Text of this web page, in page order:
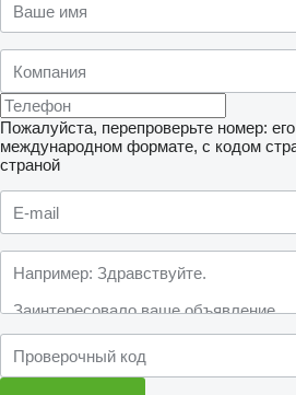
Пожалуйста, перепроверьте номер:
международном формате, с кодом
страной